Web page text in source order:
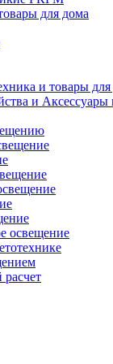
для дома
и товары для
и Аксессуары
освещение
расчет